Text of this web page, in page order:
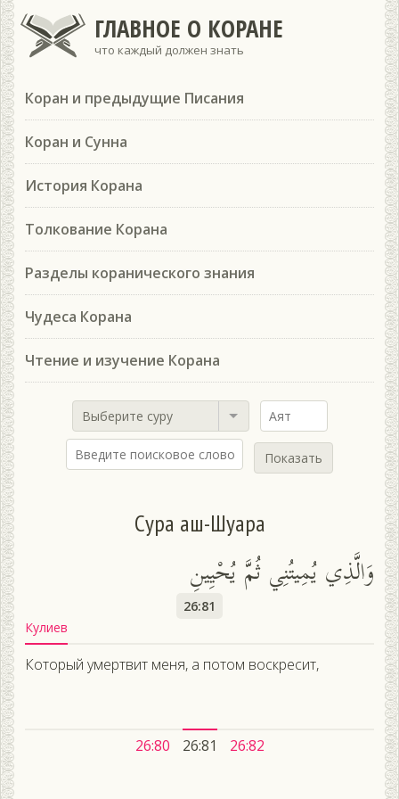
ГЛАВНОЕ О КОРАНЕ
что каждый должен знать
Коран и предыдущие Писания
Коран и Сунна
История Корана
Толкование Корана
Разделы коранического знания
Чудеса Корана
Чтение и изучение Корана
Выберите суру
Показать
Сура аш-Шуара
وَالَّذِي يُمِيتُنِي ثُمَّ يُحْيِينِ
26:81
Кулиев
Который умертвит меня, а потом воскресит,
26:80 26:81 26:82